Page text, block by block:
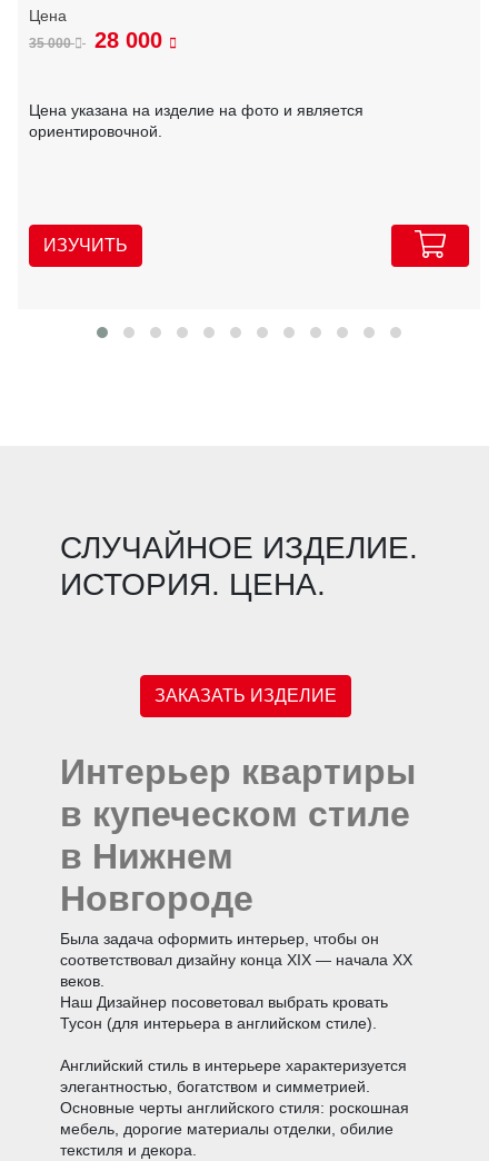
35 000 28 000
Цена указана на изделие на фото и является
ориентировочной.
ИЗУЧИТЬ
СЛУЧАЙНОЕ ИЗДЕЛИЕ.
ИСТОРИЯ. ЦЕНА.
ЗАКАЗАТЬ ИЗДЕЛИЕ
Интерьер квартиры
в купеческом стиле
в Нижнем
Новгороде
Была задача оформить интерьер, чтобы он
соответствовал дизайну конца XIX — начала XX
веков.
Наш Дизайнер посоветовал выбрать кровать
Тусон (для интерьера в английском стиле).
Английский стиль в интерьере характеризуется
элегантностью, богатством и симметрией.
Основные черты английского стиля: роскошная
мебель, дорогие материалы отделки, обилие
текстиля и декора.